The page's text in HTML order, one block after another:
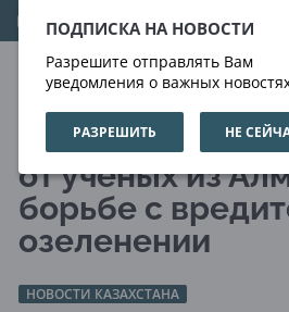
ПОДПИСКА НА НОВОСТИ
Разрешите отправлять Вам
уведомления о важных
РАЗРЕШИТЬ НЕ
08.08.2026 06:43:00
Актау
от ученых из
борьбе с
озеленении
НОВОСТИ КАЗАХСТАНА